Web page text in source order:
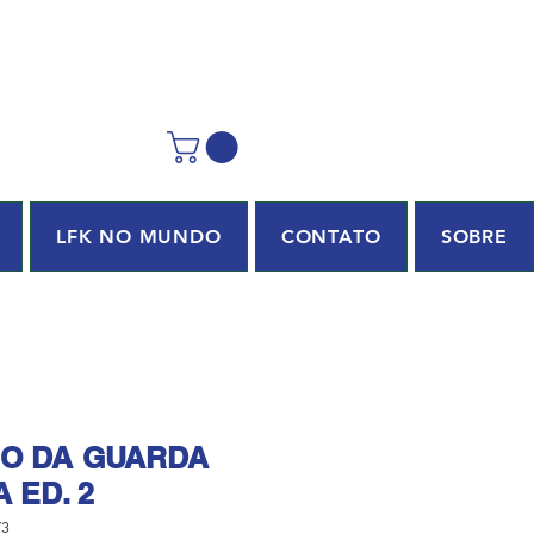
LFK NO MUNDO CONTATO SOBRE
DA GUARDA
ED. 2